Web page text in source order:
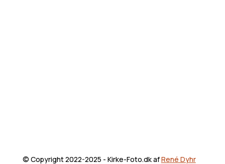
© Copyright 2022-2025 - Kirke-Foto.dk afRené Dyhr